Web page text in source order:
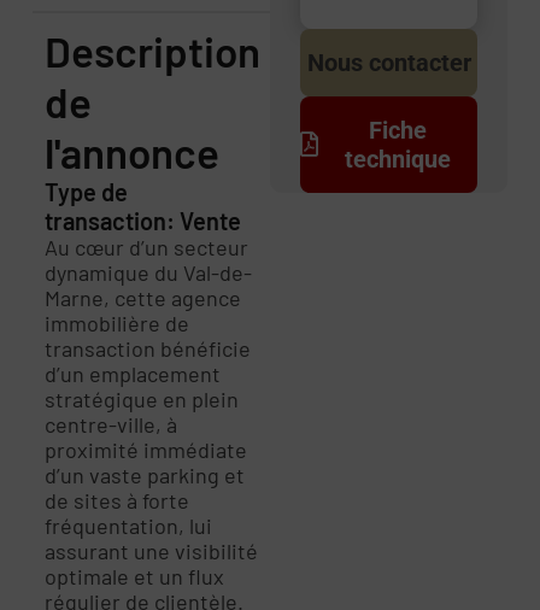
Description
de
l'annonce
Type de
transaction: Vente
Au cœur d’un secteur
dynamique du Val-de-
Marne, cette agence
immobilière de
transaction bénéficie
d’un emplacement
stratégique en plein
centre-ville, à
proximité immédiate
d’un vaste parking et
de sites à forte
fréquentation, lui
assurant une visibilité
optimale et un flux
régulier de clientèle.
Nous contacter
Fiche
technique